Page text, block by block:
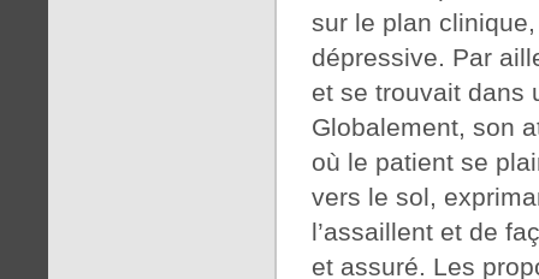
sur le plan
dépressive. Par
et se trouvait dans
Globalement, son
où le patient se
vers le sol,
l’assaillent et de
et assuré. Les